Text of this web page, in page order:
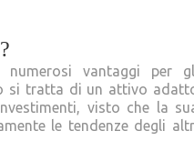
vantaggi per
si tratta di un attivo
visto che la
le tendenze degli